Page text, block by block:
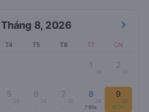
Tháng 8, 2026
T4 T5 T6 T7 CN
1
19
2
5 6
24
7
25
8
26
795k
9
27
612k